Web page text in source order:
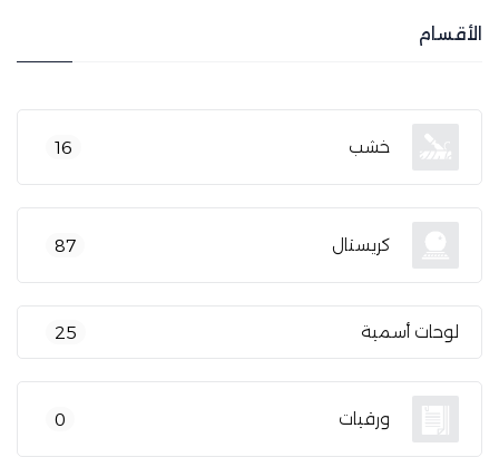
الأقسام
خشب 16
كريستال 87
لوحات أسمية 25
ورقيات 0